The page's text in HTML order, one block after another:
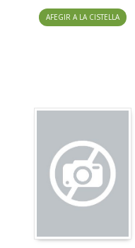
AFEGIR A LA CISTELLA